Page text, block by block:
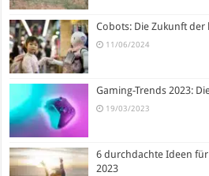
Cobots: Die Zukunft
11/06/2024
Gaming-Trends 2023:
19/03/2023
6 durchdachte Ideen
2023